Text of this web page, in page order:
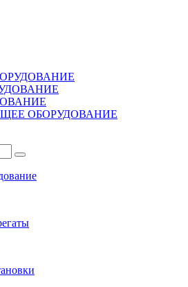
ОБОРУДОВАНИЕ